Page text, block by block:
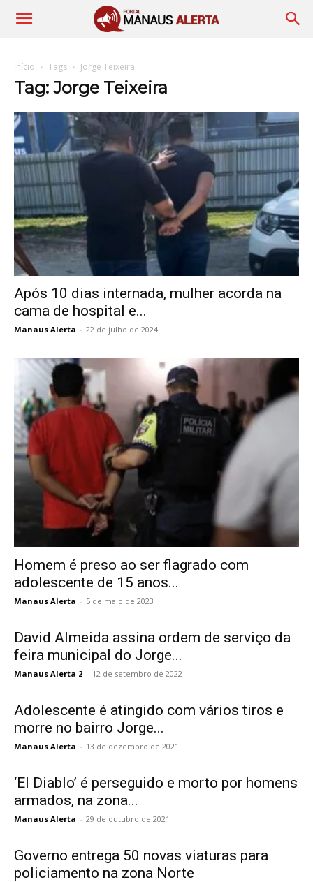
Início Tags Jorge Teixeira
Tag: Jorge Teixeira
Após 10 dias internada, mulher acorda na
cama de hospital e...
Manaus Alerta - 22 de julho de 2024
Homem é preso ao ser flagrado com
adolescente de 15 anos...
Manaus Alerta - 5 de maio de 2023
David Almeida assina ordem de serviço da
feira municipal do Jorge...
Manaus Alerta 2 - 12 de setembro de 2022
Adolescente é atingido com vários tiros e
morre no bairro Jorge...
Manaus Alerta - 13 de dezembro de 2021
‘El Diablo’ é perseguido e morto por homens
armados, na zona...
Manaus Alerta - 29 de outubro de 2021
Governo entrega 50 novas viaturas para
policiamento na zona Norte